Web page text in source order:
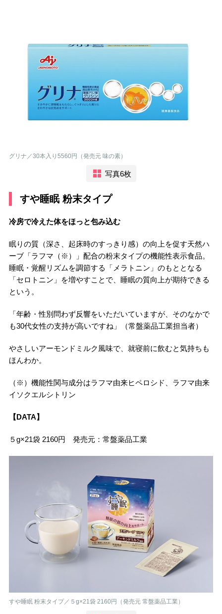
グリナ／30本入り5560円（発売元 味の素）
写真6枚
すや睡眠 粉末タイプ
冷房で冷えた体をほっと包み込む
眠りの質（深さ、起床時のすっきり感）の向上を促す天然ハ
ーブ「ラフマ（※）」配合の粉末タイプの機能性表示食品。
睡眠・覚醒リズムを調節する「メラトニン」のもととなる
「セロトニン」を増やすことで、睡眠の質向上が期待できる
という。
「年齢・性別問わず反響をいただいていますが、そのなかで
も30代女性の支持が高いですね」（常盤薬品工業担当者）
やさしいアーモンドミルク風味で、就寝前に飲むと気持ちも
ほんわか。
（※）機能性関与成分はラフマ由来ヒペロシド、ラフマ由来
イソクエルシトリン
【DATA】
５g×21袋 2160円 発売元：常盤薬品工業
すや睡眠 粉末タイプ／５g×21袋 2160円（発売元 常盤薬品工業）